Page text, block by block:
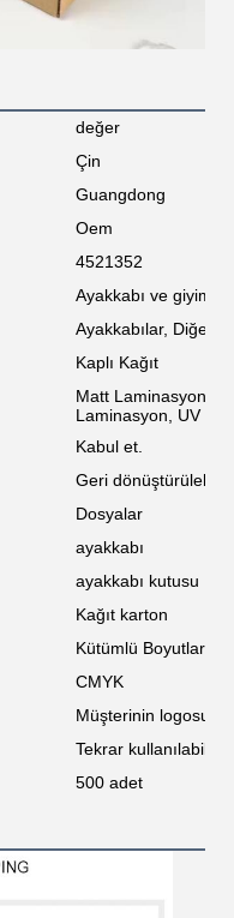
değer
Çin
Guangdong
Oem
4521352
Ayakkabı ve giyim
Ayakkabılar, Diğer
Kaplı Kağıt
Matt Laminasyon,
Laminasyon, UV
Kabul et.
Geri dönüştürülebilir
Dosyalar
ayakkabı
ayakkabı kutusu
Kağıt karton
Kütümlü Boyutlar
CMYK
Müşterinin logosu
Tekrar kullanılabilir
500 adet